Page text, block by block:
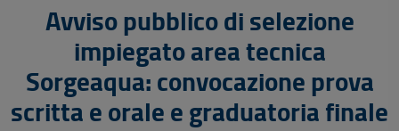
Avviso pubblico di selezione
impiegato area tecnica
Sorgeaqua: convocazione prova
scritta e orale e graduatoria finale